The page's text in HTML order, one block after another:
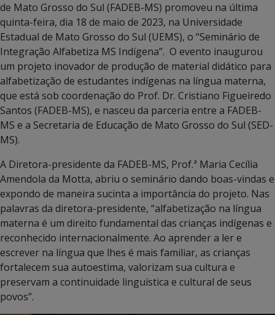
de Mato Grosso do Sul (FADEB-MS) promoveu na última
quinta-feira, dia 18 de maio de 2023, na Universidade
Estadual de Mato Grosso do Sul (UEMS), o “Seminário de
Integração Alfabetiza MS Indígena”. O evento inaugurou
um projeto inovador de produção de material didático para
alfabetização de estudantes indígenas na língua materna,
que está sob coordenação do Prof. Dr. Cristiano Figueiredo
Santos (FADEB-MS), e nasceu da parceria entre a FADEB-
MS e a Secretaria de Educação de Mato Grosso do Sul (SED-
MS).
A Diretora-presidente da FADEB-MS, Prof.ª Maria Cecília
Amendola da Motta, abriu o seminário dando boas-vindas e
expondo de maneira sucinta a importância do projeto. Nas
palavras da diretora-presidente, “alfabetização na língua
materna é um direito fundamental das crianças indígenas e
reconhecido internacionalmente. Ao aprender a ler e
escrever na língua que lhes é mais familiar, as crianças
fortalecem sua autoestima, valorizam sua cultura e
preservam a continuidade linguística e cultural de seus
povos”.